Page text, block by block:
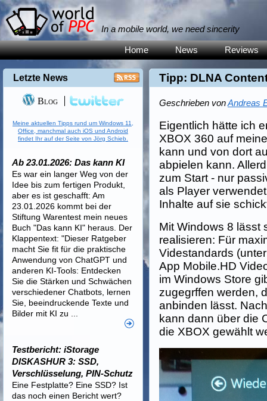
In a mobile world, we need sincerity
Home News Reviews
Tipp: DLNA
Geschrieben vonAndreas
Eigentlich hätte ich
XBOX 360 auf
kann und von dort
abpielen kann.
zum Start - nur
als Player
Inhalte auf sie
Mit Windows 8 lässt
realisieren: Für
Videstandards
App Mobile.HD
im Windows Store
zugegrffen werden,
anbinden lässt.
kann dann über die
die XBOX gewählt
Letzte News
Blog
Meine aktuellen Tipps rund um Windows 11,
Office, manchmal auch iOS und Android
findet Ihr auf der Seite von Jörg Schieb.
Ab 23.01.2026: Das kann KI
Es war ein langer Weg von der
Idee bis zum fertigen Produkt,
aber es ist geschafft: Am
23.01.2026 kommt bei der
Stiftung Warentest mein neues
Buch "Das kann KI" heraus. Der
Klappentext: "Dieser Ratgeber
macht Sie fit für die praktische
Anwendung von ChatGPT und
anderen KI-Tools: Entdecken
Sie die Stärken und Schwächen
verschiedener Chatbots, lernen
Sie, beeindruckende Texte und
Bilder mit KI zu ...
Testbericht: iStorage
DISKASHUR 3: SSD,
Verschlüsselung, PIN-Schutz
Eine Festplatte? Eine SSD? Ist
das noch einen Bericht wert?